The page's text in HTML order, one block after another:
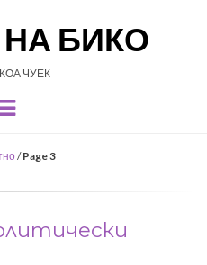
БИКО
ЧУЕК
Menu
/Page 3